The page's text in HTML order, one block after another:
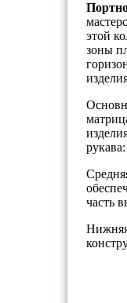
этой
зоны
часть